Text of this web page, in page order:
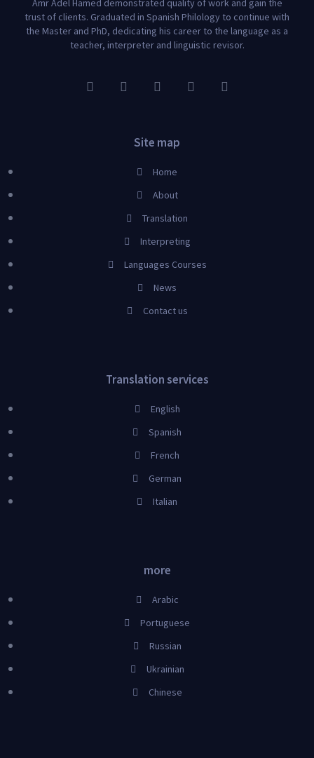
Amr Adel Hamed demonstrated quality of work and gain the
trust of clients. Graduated in Spanish Philology to continue with
the Master and PhD, dedicating his career to the language as a
teacher, interpreter and linguistic revisor.
Site map
Home
About
Translation
Interpreting
Languages Courses
News
Contact us
Translation services
English
Spanish
French
German
Italian
more
Arabic
Portuguese
Russian
Ukrainian
Chinese